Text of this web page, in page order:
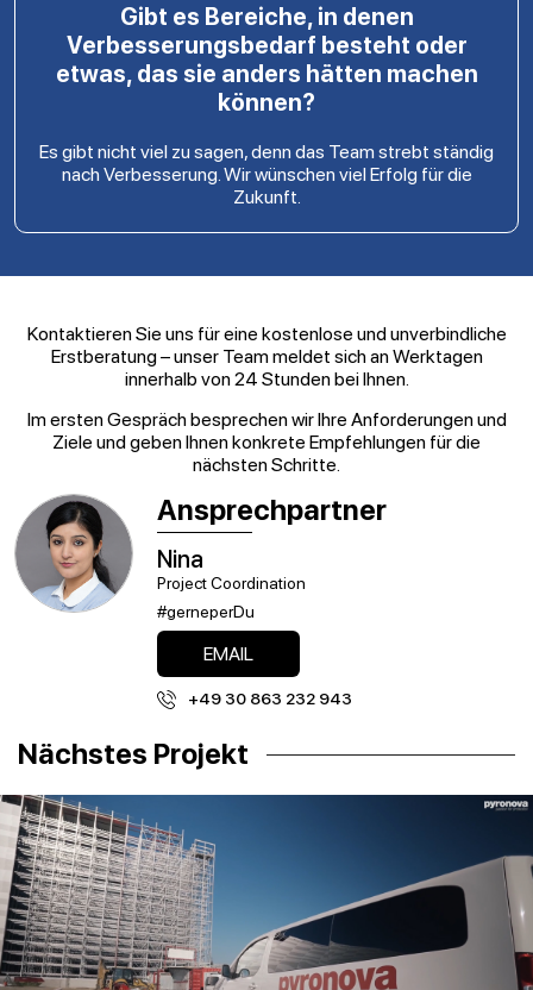
Gibt es Bereiche, in denen
Verbesserungsbedarf besteht oder
etwas, das sie anders hätten machen
können?
Es gibt nicht viel zu sagen, denn das Team strebt ständig
nach Verbesserung. Wir wünschen viel Erfolg für die
Zukunft.
Kontaktieren Sie uns für eine kostenlose und unverbindliche
Erstberatung – unser Team meldet sich an Werktagen
innerhalb von 24 Stunden bei Ihnen.
Im ersten Gespräch besprechen wir Ihre Anforderungen und
Ziele und geben Ihnen konkrete Empfehlungen für die
nächsten Schritte.
Ansprechpartner
Nina
Project Coordination
#gerneperDu
EMAIL
+49 30 863 232 943
Nächstes Projekt